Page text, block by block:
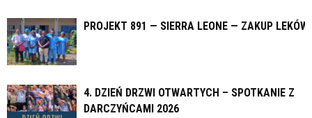
PROJEKT 891 — SIERRA LEONE — ZAKUP LEKÓW
4. DZIEŃ DRZWI OTWARTYCH – SPOTKANIE Z
DARCZYŃCAMI 2026